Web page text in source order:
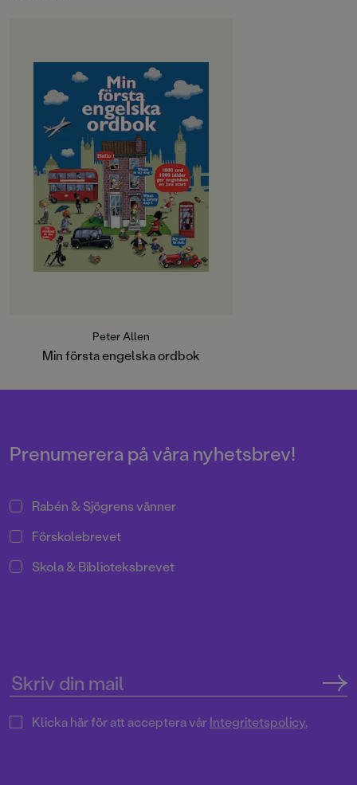
OM BOKEN
1000 ord och 1000 bilder! Enkel,
lätt att använda och full av roliga
illustrationer som inspirerar
språkinlärningen! Min första
engelska ordbok passar alla barn
som börjar lära sig engelska. Orden
är indelade efter teman - kroppen,
hemma, i skolan, känslor - teman
som knyter an till barnens egen
värld. Orden presenteras både med
svensk översättning och insatta i en
enkel mening på engelska för att
man ska förstå hur de används. I
Peter Allen
Min första engelska ordbok
Prenumerera på våra nyhetsbrev!
Rabén & Sjögrens vänner
Förskolebrevet
Skola & Biblioteksbrevet
Klicka här för att acceptera vårIntegritetspolicy.